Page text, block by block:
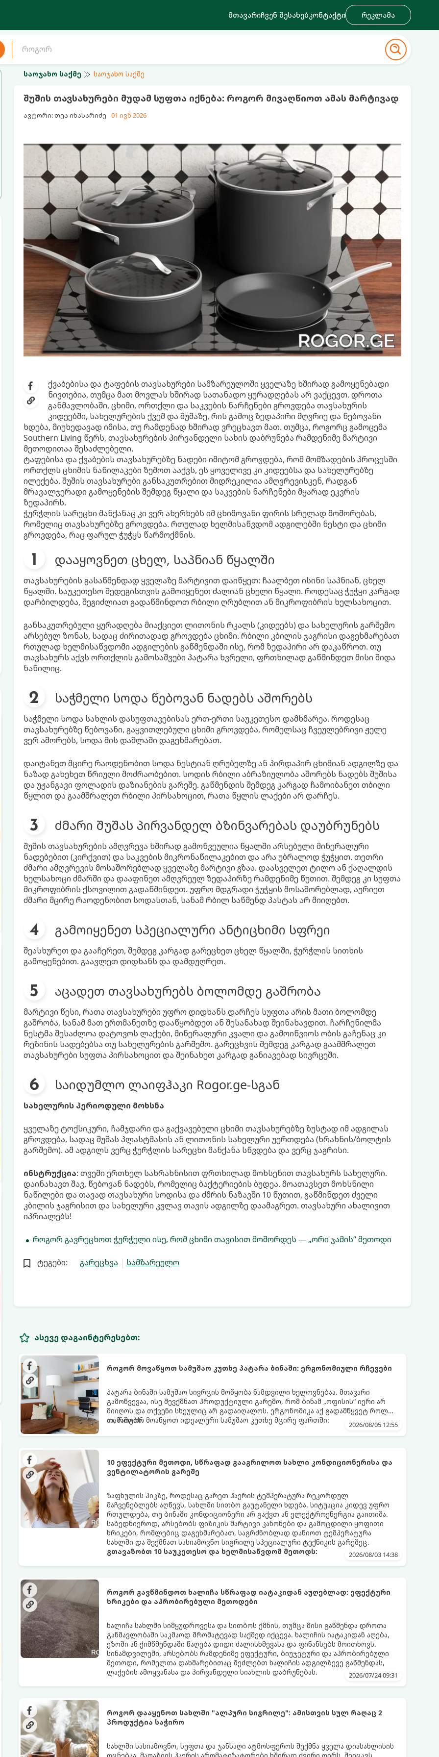
მთავარიჩვენ შესახებკონტაქტი რეკლამა
საოჯახო საქმე საოჯახო საქმე
შუშის თავსახურები მუდამ სუფთა იქნება: როგორ მივაღწიოთ ამას მარტივად
ავტორი: თეა ინასარიძე 01 ივნ 2026
ქვაბებისა და ტაფების თავსახურები სამზარეულოში ყველაზე ხშირად გამოყენებადი
ნივთებია, თუმცა მათ მოვლას ხშირად სათანადო ყურადღებას არ ვაქცევთ. დროთა
განმავლობაში, ცხიმი, ორთქლი და საკვების ნარჩენები გროვდება თავსახურის
კიდეებში, სახელურების ქვეშ და შუშაზე, რის გამოც ზედაპირი მღვრიე და წებოვანი
ხდება, მიუხედავად იმისა, თუ რამდენად ხშირად ვრეცხავთ მათ. თუმცა, როგორც გამოცემა
Southern Living წერს, თავსახურების პირვანდელი სახის დაბრუნება რამდენიმე მარტივი
მეთოდითაა შესაძლებელი.
ტაფებისა და ქვაბების თავსახურებზე ნადები იმიტომ გროვდება, რომ მომზადების პროცესში
ორთქლს ცხიმის ნაწილაკები ზემოთ ააქვს, ეს ყოველივე კი კიდეებსა და სახელურებზე
ილექება. შუშის თავსახურები განსაკუთრებით მიდრეკილია ამღვრევისკენ, რადგან
მრავალჯერადი გამოყენების შემდეგ წყალი და საკვების ნარჩენები მყარად ეკვრის
ზედაპირს.
ჭურჭლის სარეცხი მანქანაც კი ვერ ახერხებს იმ ცხიმოვანი ფირის სრულად მოშორებას,
რომელიც თავსახურებზე გროვდება. რთულად ხელმისაწვდომ ადგილებში ნესტი და ცხიმი
გროვდება, რაც ფარულ ჭუჭყს წარმოქმნის.
დააყოვნეთ ცხელ, საპნიან წყალში
თავსახურების გასაწმენდად ყველაზე მარტივით დაიწყეთ: ჩაალბეთ ისინი საპნიან, ცხელ
წყალში. საუკეთესო შედეგისთვის გამოიყენეთ ძალიან ცხელი წყალი. როდესაც ჭუჭყი კარგად
დარბილდება, შეგიძლიათ გადაწმინდოთ რბილი ღრუბლით ან მიკროფიბრის ხელსახოცით.
განსაკუთრებული ყურადღება მიაქციეთ ლითონის რკალს (კიდეებს) და სახელურის გარშემო
არსებულ ზონას, სადაც ძირითადად გროვდება ცხიმი. რბილი კბილის ჯაგრისი დაგეხმარებათ
რთულად ხელმისაწვდომი ადგილების გაწმენდაში ისე, რომ ზედაპირი არ დაკაწროთ. თუ
თავსახურს აქვს ორთქლის გამოსაშვები პატარა ხვრელი, ფრთხილად გაწმინდეთ მისი შიდა
ნაწილიც.
საჭმელი სოდა წებოვან ნადებს აშორებს
საჭმელი სოდა სახლის დასუფთავებისას ერთ-ერთი საუკეთესო დამხმარეა. როდესაც
თავსახურებზე წებოვანი, გაყვითლებული ცხიმი გროვდება, რომელსაც ჩვეულებრივი ჟელე
ვერ აშორებს, სოდა მის დაშლაში დაგეხმარებათ.
დაიტანეთ მცირე რაოდენობით სოდა ნესტიან ღრუბელზე ან პირდაპირ ცხიმიან ადგილზე და
ნაზად გახეხეთ წრიული მოძრაობებით. სოდის რბილი აბრაზიულობა აშორებს ნადებს შუშისა
და უჟანგავი ფოლადის დაზიანების გარეშე. გაწმენდის შემდეგ კარგად ჩამოიბანეთ თბილი
წყლით და გაამშრალეთ რბილი პირსახოცით, რათა წყლის ლაქები არ დარჩეს.
ძმარი შუშას პირვანდელ ბზინვარებას დაუბრუნებს
შუშის თავსახურების ამღვრევა ხშირად გამოწვეულია წყალში არსებული მინერალური
ნადებებით (კირქვით) და საკვების მიკრონაწილაკებით და არა უბრალოდ ჭუჭყით. თეთრი
ძმარი ამღვრევის მოსაშორებლად ყველაზე მარტივი გზაა. დაასველეთ ტილო ან ქაღალდის
ხელსახოცი ძმარში და დააფინეთ ამღვრეულ ზედაპირზე რამდენიმე წუთით. შემდეგ კი სუფთა
მიკროფიბრის ქსოვილით გადაწმინდეთ. უფრო მდგრადი ჭუჭყის მოსაშორებლად, აურიეთ
ძმარი მცირე რაოდენობით სოდასთან, სანამ რბილ საწმენდ პასტას არ მიიღებთ.
გამოიყენეთ სპეციალური ანტიცხიმი სფრეი
შეასხურეთ და გააჩერეთ, შემდეგ კარგად გარეცხეთ ცხელ წყალში, ჭურჭლის სითხის
გამოყენებით. გაავლეთ დიდხანს და დამდუღრეთ.
აცადეთ თავსახურებს ბოლომდე გაშრობა
მარტივი წესი, რათა თავსახურები უფრო დიდხანს დარჩეს სუფთა არის მათი ბოლომდე
გაშრობა, სანამ მათ ერთმანეთზე დააწყობდეთ ან შესანახად შეინახავდით. ჩარჩენილმა
ნესტმა შესაძლოა დატოვოს ლაქები, მინერალური კვალი და გამოიწვიოს ობის გაჩენაც კი
რეზინის სადებებსა თუ სახელურების გარშემო. გარეცხვის შემდეგ კარგად გაამშრალეთ
თავსახურები სუფთა პირსახოცით და შეინახეთ კარგად განიავებად სივრცეში.
საიდუმლო ლაიფჰაკი Rogor.ge-სგან
სახელურის პერიოდული მოხსნა
ყველაზე ტოქსიკური, ჩამჯდარი და გაქვავებული ცხიმი თავსახურებზე ზუსტად იმ ადგილას
გროვდება, სადაც შუშას პლასტმასის ან ლითონის სახელური უერთდება (ხრახნის/ბოლტის
გარშემო). ამ ადგილს ვერც ჭურჭლის სარეცხი მანქანა სწვდება და ვერც ჯაგრისი.
ინსტრუქცია: თვეში ერთხელ სახრახნისით ფრთხილად მოხსენით თავსახურს სახელური.
დაინახავთ შავ, წებოვან ნადებს, რომელიც ბაქტერიების ბუდეა. მოათავსეთ მოხსნილი
ნაწილები და თავად თავსახური სოდისა და ძმრის ნაზავში 10 წუთით, გაწმინდეთ ძველი
კბილის ჯაგრისით და სახელური კვლავ თავის ადგილზე დაამაგრეთ. თავსახური ახალივით
იპრიალებს!
როგორ გავრეცხოთ ჭურჭელი ისე, რომ ცხიმი თავისით მოშორდეს — „ორი ჯამის“ მეთოდი
ტეგები: გარეცხვა სამზარეულო
ასევე დაგაინტერესებთ:
როგორ მოვაწყოთ სამუშაო კუთხე პატარა ბინაში: ერგონომიული რჩევები
პატარა ბინაში სამუშაო სივრცის მოწყობა ნამდვილი ხელოვნებაა. მთავარი
გამოწვევაა, ისე შევქმნათ პროდუქტიული გარემო, რომ ბინამ „ოფისის“ იერი არ
მიიღოს და თქვენი სხეულიც არ გადაიღალოს. ერგონომიკა აქ გადამწყვეტ როლს
თამაშობს.
აი, როგორ მოაწყოთ იდეალური სამუშაო კუთხე მცირე ფართში: 2026/08/05 12:55
10 ეფექტური მეთოდი, სწრაფად გააგრილოთ სახლი კონდიციონერისა და
ვენტილატორის გარეშე
ზაფხულის პიკზე, როდესაც გარეთ ჰაერის ტემპერატურა რეკორდულ
მაჩვენებლებს აღწევს, სახლში სითბო გაუტანელი ხდება. სიტუაცია კიდევ უფრო
რთულდება, თუ ბინაში კონდიციონერი არ გაქვთ ან ელექტროენერგია გაითიშა.
საბედნიეროდ, არსებობს ფიზიკის მარტივი კანონები და გამოცდილი ყოფითი
ხრიკები, რომლებიც დაგეხმარებათ, საგრძნობლად დაწიოთ ტემპერატურა
სახლში და შექმნათ სასიამოვნო სიგრილე სპეციალური ტექნიკის გარეშეც.
გთავაზობთ 10 საუკეთესო და ხელმისაწვდომ მეთოდს:
2026/08/03 14:38
როგორ გავწმინდოთ ხალიჩა სწრაფად იატაკიდან აუღებლად: ეფექტური
ხრიკები და აპრობირებული მეთოდები
ხალიჩა სახლში სიმყუდროვესა და სითბოს ქმნის, თუმცა მისი გაწმენდა დროთა
განმავლობაში საკმაოდ შრომატევად საქმედ იქცევა. ხალიჩის იატაკიდან აღება,
ეზოში ან ქიმწმენდაში წაღება დიდი ძალისხმევასა და ფინანსებს მოითხოვს.
სინამდვილეში, არსებობს რამდენიმე ეფექტური, ბიუჯეტური და აპრობირებული
მეთოდი, რომელთა დახმარებითაც შეძლებთ ხალიჩის ადგილზევე გაწმენდას,
ლაქების ამოყვანასა და პირვანდელი სიახლის დაბრუნებას.
2026/07/24 09:31
როგორ დააყენოთ სახლში "ალპური სიგრილე": ამისთვის სულ რაღაც 2
პროდუქტია საჭირო
სახლში სასიამოვნო, სუფთა და ჯანსაღი ატმოსფეროს შექმნა ყველა დიასახლისის